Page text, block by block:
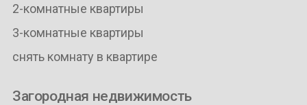
2-комнатные квартиры
3-комнатные квартиры
снять комнату в квартире
Загородная недвижимость